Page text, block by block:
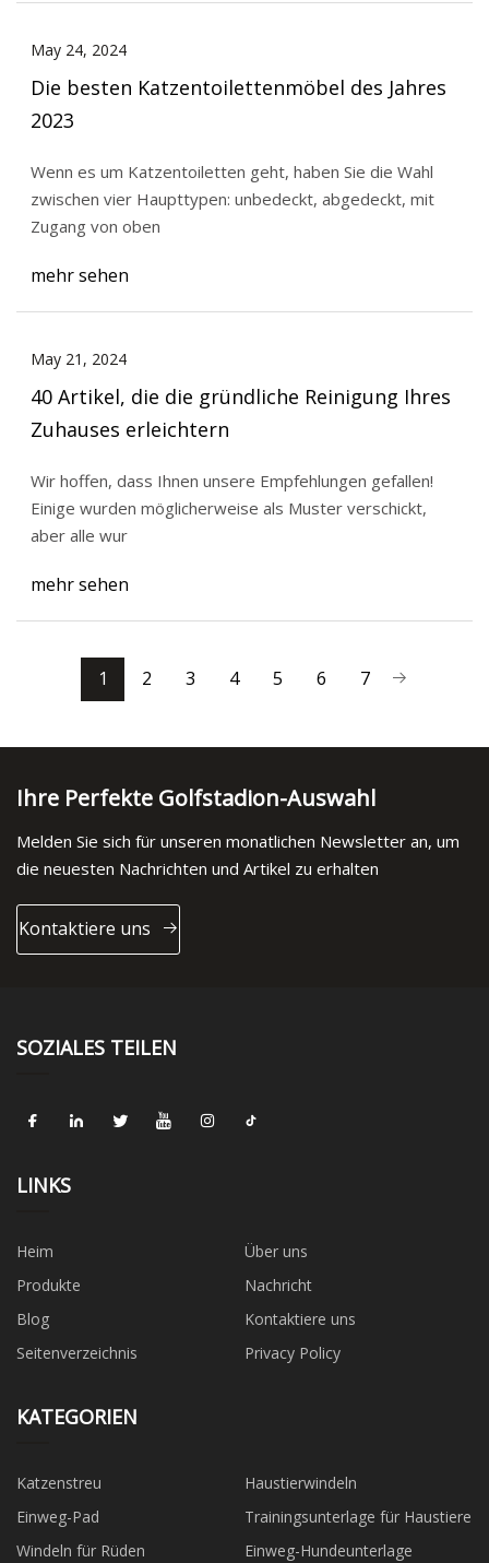
May 24, 2024
Die besten Katzentoilettenmöbel des Jahres
2023
Wenn es um Katzentoiletten geht, haben Sie die Wahl
zwischen vier Haupttypen: unbedeckt, abgedeckt, mit
Zugang von oben
mehr sehen
May 21, 2024
40 Artikel, die die gründliche Reinigung Ihres
Zuhauses erleichtern
Wir hoffen, dass Ihnen unsere Empfehlungen gefallen!
Einige wurden möglicherweise als Muster verschickt,
aber alle wur
mehr sehen
1 2 3 4 5 6 7
Ihre Perfekte Golfstadion-Auswahl
Melden Sie sich für unseren monatlichen Newsletter an, um
die neuesten Nachrichten und Artikel zu erhalten
Kontaktiere uns
SOZIALES TEILEN
LINKS
Heim
Über uns
Produkte
Nachricht
Blog
Kontaktiere uns
Seitenverzeichnis
Privacy Policy
KATEGORIEN
Katzenstreu
Haustierwindeln
Einweg-Pad
Trainingsunterlage für Haustiere
Windeln für Rüden
Einweg-Hundeunterlage